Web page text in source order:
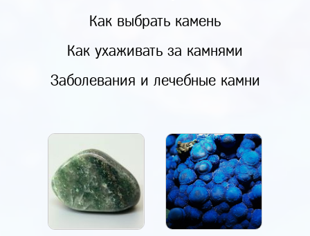
Как выбрать камень
Как ухаживать за камнями
Заболевания и лечебные камни